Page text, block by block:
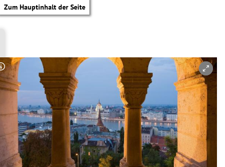
Zum Hauptinhalt der Seite
Copyright-Hinweis öffnen/schließen